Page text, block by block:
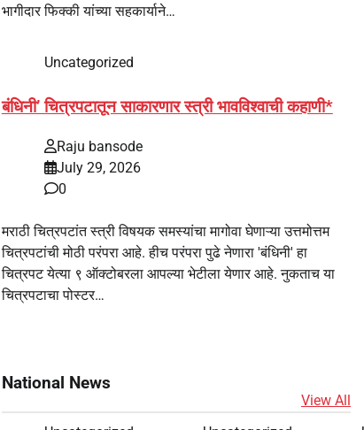
भागीदार फिक्की यांच्या सहकार्याने…
Uncategorized
बंधिनी’ चित्रपटातून साकारणार स्त्री भावविश्वाची कहाणी*
Raju bansode
July 29, 2026
0
मराठी चित्रपटांत स्त्री विषयक समस्यांचा मागोवा घेणाऱ्या उत्तमोत्तम
चित्रपटांची मोठी परंपरा आहे. हीच परंपरा पुढे नेणारा 'बंधिनी' हा
चित्रपट येत्या ९ ऑक्टोबरला आपल्या भेटीला येणार आहे. नुकताच या
चित्रपटाचा पोस्टर…
National News
View All